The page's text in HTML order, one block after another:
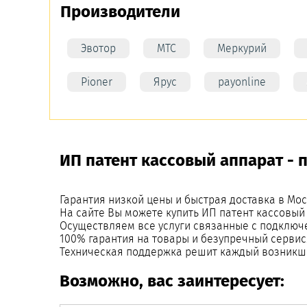
Производители
Эвотор МТС Меркурий
Pioner Ярус payonline
ИП патент кассовый аппарат -
Гарантия низкой цены и быстрая доставка в
На сайте Вы можете купить ИП патент
Осуществляем все услуги связанные с
100% гарантия на товары и безупречный
Техническая поддержка решит каждый
Возможно, вас заинтересует: